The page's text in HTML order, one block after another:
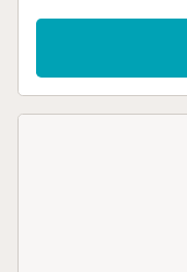
televisión y
disponibles.
La casa rural con
aparcamiento